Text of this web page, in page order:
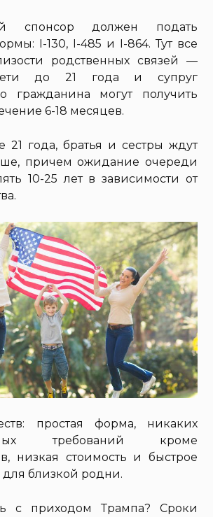
спонсор должен подать
I-130, I-485 и I-864. Тут все
родственных связей —
до 21 года и супруг
гражданина могут получить
6-18 месяцев.
21 года, братья и сестры ждут
причем ожидание очереди
10-25 лет в зависимости от
простая форма, никаких
требований кроме
низкая стоимость и быстрое
для близкой родни.
с приходом Трампа? Сроки